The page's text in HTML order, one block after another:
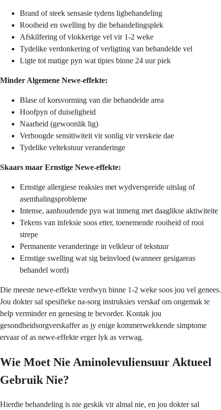
Brand of steek sensasie tydens ligbehandeling
Rooiheid en swelling by die behandelingsplek
Afskilfering of vlokkerige vel vir 1-2 weke
Tydelike verdonkering of verligting van behandelde vel
Ligte tot matige pyn wat tipies binne 24 uur piek
Minder Algemene Newe-effekte:
Blase of korsvorming van die behandelde area
Hoofpyn of duiseligheid
Naarheid (gewoonlik lig)
Verhoogde sensitiwiteit vir sonlig vir verskeie dae
Tydelike veltekstuur veranderinge
Skaars maar Ernstige Newe-effekte:
Ernstige allergiese reaksies met wydverspreide uitslag of
asemhalingsprobleme
Intense, aanhoudende pyn wat inmeng met daaglikse aktiwiteite
Tekens van infeksie soos etter, toenemende rooiheid of rooi
strepe
Permanente veranderinge in velkleur of tekstuur
Ernstige swelling wat sig beïnvloed (wanneer gesigareas
behandel word)
Die meeste newe-effekte verdwyn binne 1-2 weke soos jou vel genees.
Jou dokter sal spesifieke na-sorg instruksies verskaf om ongemak te
help verminder en genesing te bevorder. Kontak jou
gesondheidsorgverskaffer as jy enige kommerwekkende simptome
ervaar of as newe-effekte erger lyk as verwag.
Wie Moet Nie Aminolevuliensuur Aktueel
Gebruik Nie?
Hierdie behandeling is nie geskik vir almal nie, en jou dokter sal